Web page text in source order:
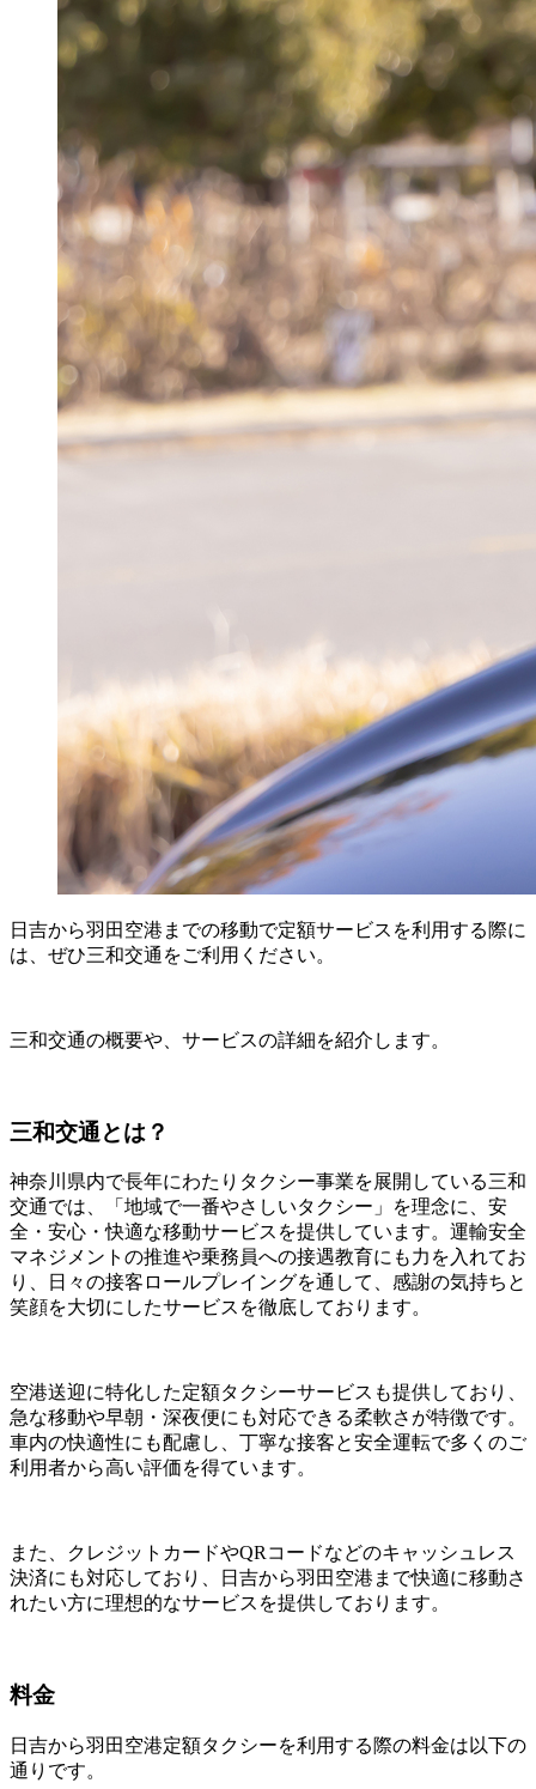
日吉から羽田空港までの移動で定額サービスを利用する際に
は、ぜひ三和交通をご利用ください。
三和交通の概要や、サービスの詳細を紹介します。
三和交通とは？
神奈川県内で長年にわたりタクシー事業を展開している三和
交通では、「地域で一番やさしいタクシー」を理念に、安
全・安心・快適な移動サービスを提供しています。運輸安全
マネジメントの推進や乗務員への接遇教育にも力を入れてお
り、日々の接客ロールプレイングを通して、感謝の気持ちと
笑顔を大切にしたサービスを徹底しております。
空港送迎に特化した定額タクシーサービスも提供しており、
急な移動や早朝・深夜便にも対応できる柔軟さが特徴です。
車内の快適性にも配慮し、丁寧な接客と安全運転で多くのご
利用者から高い評価を得ています。
また、クレジットカードやQRコードなどのキャッシュレス
決済にも対応しており、日吉から羽田空港まで快適に移動さ
れたい方に理想的なサービスを提供しております。
料金
日吉から羽田空港定額タクシーを利用する際の料金は以下の
通りです。